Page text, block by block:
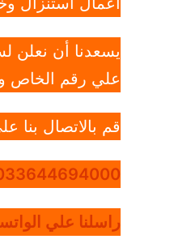
يسعدنا أن نعلن
علي رقم الخاص
قم بالاتصال بنا
راسلنا علي